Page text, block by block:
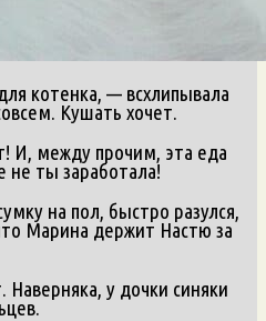
котенка, — всхлипывала
Кушать хочет.
И, между прочим, эта еда
не ты заработала!
на пол, быстро разулся,
Марина держит Настю за
у дочки синяки